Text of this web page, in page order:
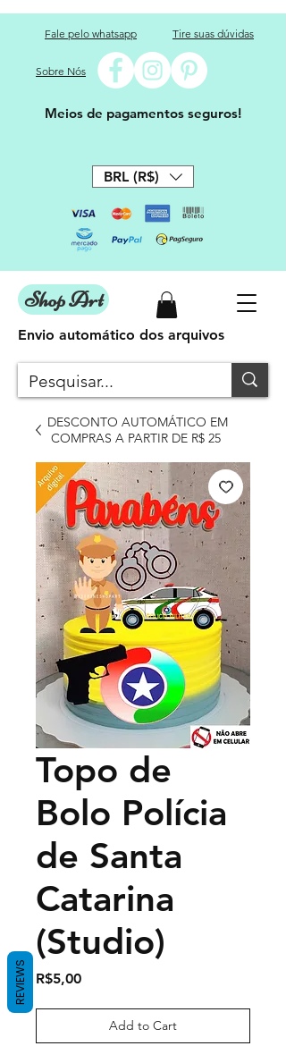
Fale pelo whatsapp Tire suas dúvidas
Sobre Nós
Meios de pagamentos seguros!
BRL (R$)
Shop Art
DESCONTO AUTOMÁTICO EM
COMPRAS A PARTIR DE R$ 25
Envio automático dos arquivos
Topo de
Bolo Polícia
de Santa
Catarina
(Studio)
R$5,00Price
Add to Cart
REVIEWS